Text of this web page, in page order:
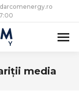
media